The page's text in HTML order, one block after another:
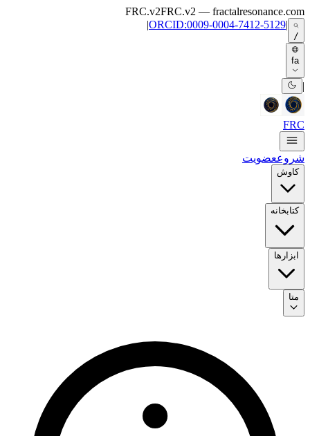
FRC.v2FRC.v2 — fractalresonance.com
/
|
ORCID:0009-0004-7412-5129
|
fa
|
FRC
شروععضویت
کاوش
کتابخانه
ابزارها
متا